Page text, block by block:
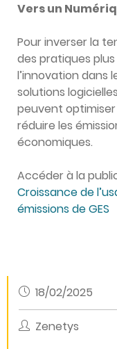
Vers un
Pour inverser la
des pratiques
l’innovation dans
solutions
peuvent
réduire les
économiques.
Accéder à la
Croissance de
émissions de GES
18/02/2025
Zenetys